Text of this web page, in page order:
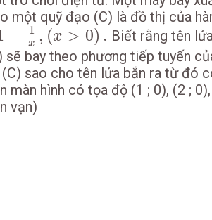
một quỹ đạo (C) là đồ thị của
− 1
x , (x > 0) .
x (x>0).
Biết rằng tên
bay theo phương tiếp tuyến
sao cho tên lửa bắn ra từ đó
hình có tọa độ (1 ; 0), (2 ;
vạn)